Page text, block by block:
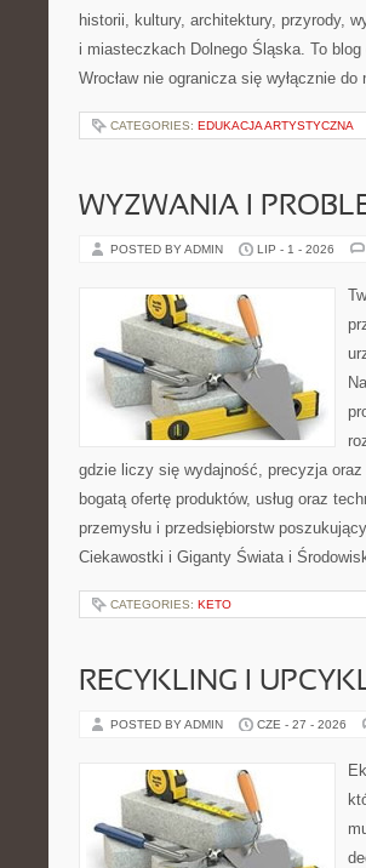
historii, kultury, architektury, przyrody,
i miasteczkach Dolnego Śląska. To
Wrocław nie ogranicza się wyłącznie
CATEGORIES: EDUKACJA ARTYSTYCZNA
WYZWANIA I
POSTED BY ADMIN LIP - 1 - 2026
gdzie liczy się wydajność, precyzja
bogatą ofertę produktów, usług oraz
przemysłu i przedsiębiorstw
Ciekawostki i Giganty Świata i
CATEGORIES: KETO
RECYKLING I
POSTED BY ADMIN CZE - 27 - 2026